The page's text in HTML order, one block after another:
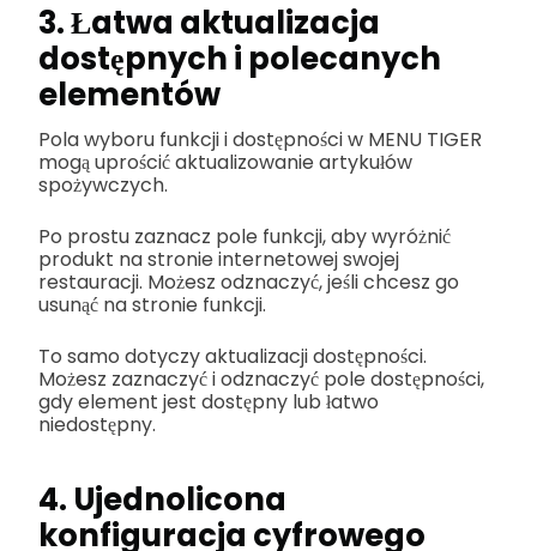
3. Łatwa aktualizacja
dostępnych i polecanych
elementów
Pola wyboru funkcji i dostępności w MENU TIGER
mogą uprościć aktualizowanie artykułów
spożywczych.
Po prostu zaznacz pole funkcji, aby wyróżnić
produkt na stronie internetowej swojej
restauracji. Możesz odznaczyć, jeśli chcesz go
usunąć na stronie funkcji.
To samo dotyczy aktualizacji dostępności.
Możesz zaznaczyć i odznaczyć pole dostępności,
gdy element jest dostępny lub łatwo
niedostępny.
4. Ujednolicona
konfiguracja cyfrowego